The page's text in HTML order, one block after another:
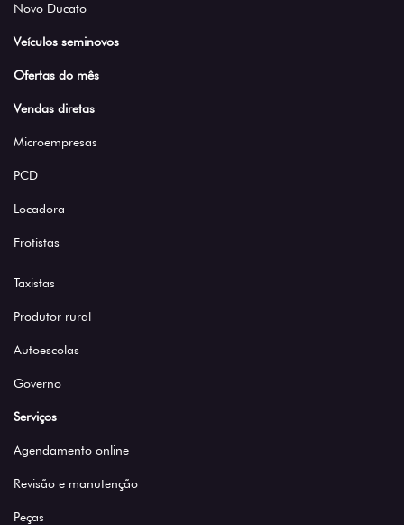
Novo Ducato
Veículos seminovos
Ofertas do mês
Vendas diretas
Microempresas
PCD
Locadora
Frotistas
Taxistas
Produtor rural
Autoescolas
Governo
Serviços
Agendamento online
Revisão e manutenção
Peças